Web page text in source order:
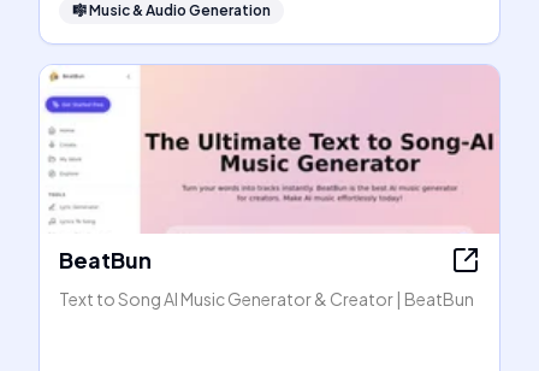
🎼Music & Audio Generation
BeatBun
Text to Song AI Music Generator & Creator | BeatBun